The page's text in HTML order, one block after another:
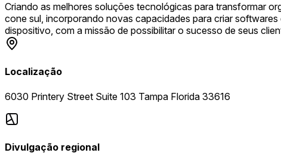
Criando as melhores soluções tecnológicas para transformar
cone sul, incorporando novas capacidades para criar
dispositivo, com a missão de possibilitar o sucesso de seus
Localização
6030 Printery Street Suite 103 Tampa Florida 33616
Divulgação regional